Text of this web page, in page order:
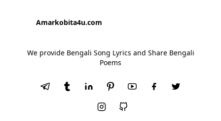
Amarkobita4u.com
We provide Bengali Song Lyrics and Share Bengali
Poems